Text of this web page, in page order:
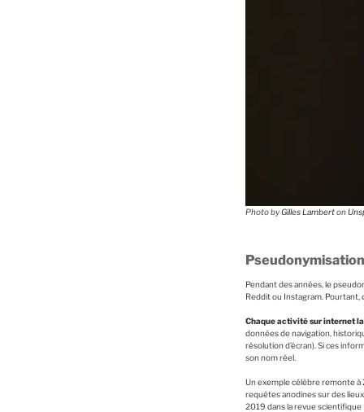
Photo byGilles Lamberton
Pendant des années, le
Reddit ou Instagram.
Chaque activité sur internet
données de navigation,
résolution d’écran). Si ces
son nom réel.
Un exemple célèbre remonte
requêtes anodines sur des
2019 dans la revue scientifique